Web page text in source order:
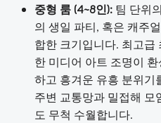
중형 룸 (4~8인): 팀 단위
의 생일 파티, 혹은 캐주
합한 크기입니다. 최고급
한 미디어 아트 조명이
하고 흥겨운 유흥 분위기
주변 교통망과 밀접해 모
도 무척 수월합니다.